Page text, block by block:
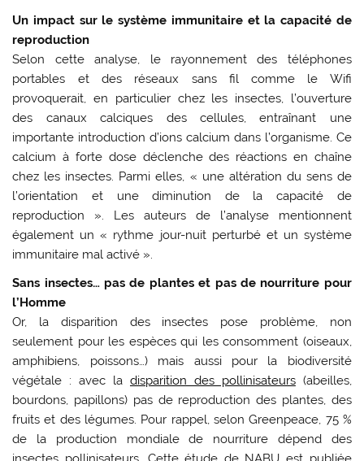
Un impact sur le système immunitaire et la capacité de
reproduction
Selon cette analyse, le rayonnement des téléphones
portables et des réseaux sans fil comme le Wifi
provoquerait, en particulier chez les insectes, l’ouverture
des canaux calciques des cellules, entraînant une
importante introduction d’ions calcium dans l’organisme. Ce
calcium à forte dose déclenche des réactions en chaîne
chez les insectes. Parmi elles, « une altération du sens de
l’orientation et une diminution de la capacité de
reproduction ». Les auteurs de l’analyse mentionnent
également un « rythme jour-nuit perturbé et un système
immunitaire mal activé ».
Sans insectes… pas de plantes et pas de nourriture pour
l’Homme
Or, la disparition des insectes pose problème, non
seulement pour les espèces qui les consomment (oiseaux,
amphibiens, poissons…) mais aussi pour la biodiversité
végétale : avec la disparition des pollinisateurs(abeilles,
bourdons, papillons) pas de reproduction des plantes, des
fruits et des légumes. Pour rappel, selon Greenpeace, 75 %
de la production mondiale de nourriture dépend des